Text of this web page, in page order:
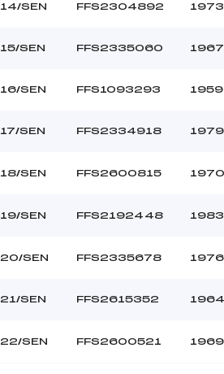
14/SEN FFS2304892 1973
15/SEN FFS2335060 1967
16/SEN FFS1093293 1959
17/SEN FFS2334918 1979
18/SEN FFS2600815 1970
19/SEN FFS2192448 1983
20/SEN FFS2335678 1976
21/SEN FFS2615352 1964
22/SEN FFS2600521 1969